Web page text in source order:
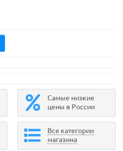
Самые низкие
цены в России
Все категории
магазина